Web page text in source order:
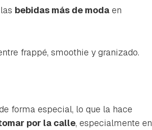
iniciar sesión con tu
bebidas más de moda en
frappé, smoothie y granizado.
forma especial, lo que la hace
por la calle, especialmente en
boletín.